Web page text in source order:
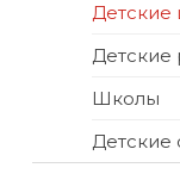
Детские
Детские
Школы
Детские